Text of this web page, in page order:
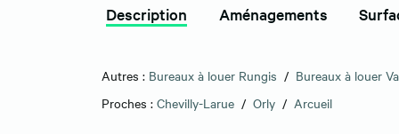
Description Aménagements
Autres : Bureaux à louer Rungis / Bureaux à louer
Proches : Chevilly-Larue / Orly / Arcueil